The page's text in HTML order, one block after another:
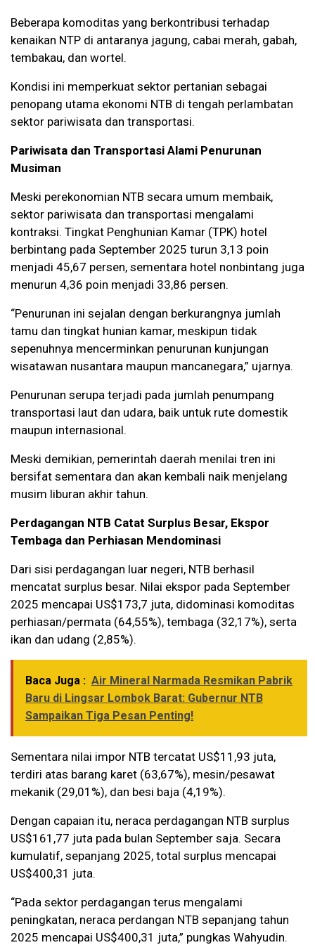
Beberapa komoditas yang berkontribusi terhadap
kenaikan NTP di antaranya jagung, cabai merah, gabah,
tembakau, dan wortel.
Kondisi ini memperkuat sektor pertanian sebagai
penopang utama ekonomi NTB di tengah perlambatan
sektor pariwisata dan transportasi.
Pariwisata dan Transportasi Alami Penurunan
Musiman
Meski perekonomian NTB secara umum membaik,
sektor pariwisata dan transportasi mengalami
kontraksi. Tingkat Penghunian Kamar (TPK) hotel
berbintang pada September 2025 turun 3,13 poin
menjadi 45,67 persen, sementara hotel nonbintang juga
menurun 4,36 poin menjadi 33,86 persen.
“Penurunan ini sejalan dengan berkurangnya jumlah
tamu dan tingkat hunian kamar, meskipun tidak
sepenuhnya mencerminkan penurunan kunjungan
wisatawan nusantara maupun mancanegara,” ujarnya.
Penurunan serupa terjadi pada jumlah penumpang
transportasi laut dan udara, baik untuk rute domestik
maupun internasional.
Meski demikian, pemerintah daerah menilai tren ini
bersifat sementara dan akan kembali naik menjelang
musim liburan akhir tahun.
Perdagangan NTB Catat Surplus Besar, Ekspor
Tembaga dan Perhiasan Mendominasi
Dari sisi perdagangan luar negeri, NTB berhasil
mencatat surplus besar. Nilai ekspor pada September
2025 mencapai US$173,7 juta, didominasi komoditas
perhiasan/permata (64,55%), tembaga (32,17%), serta
ikan dan udang (2,85%).
Baca Juga : Air Mineral Narmada Resmikan Pabrik
Baru di Lingsar Lombok Barat: Gubernur NTB
Sampaikan Tiga Pesan Penting!
Sementara nilai impor NTB tercatat US$11,93 juta,
terdiri atas barang karet (63,67%), mesin/pesawat
mekanik (29,01%), dan besi baja (4,19%).
Dengan capaian itu, neraca perdagangan NTB surplus
US$161,77 juta pada bulan September saja. Secara
kumulatif, sepanjang 2025, total surplus mencapai
US$400,31 juta.
“Pada sektor perdagangan terus mengalami
peningkatan, neraca perdangan NTB sepanjang tahun
2025 mencapai US$400,31 juta,” pungkas Wahyudin.